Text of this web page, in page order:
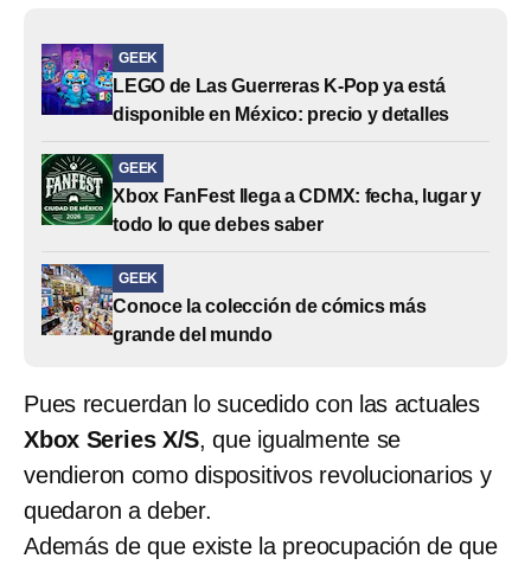
GEEK
LEGO de Las Guerreras K-Pop ya está
disponible en México: precio y detalles
GEEK
Xbox FanFest llega a CDMX: fecha, lugar y
todo lo que debes saber
GEEK
Conoce la colección de cómics más
grande del mundo
Pues recuerdan lo sucedido con las actuales
Xbox Series X/S, que igualmente se
vendieron como dispositivos revolucionarios y
quedaron a deber.
Además de que existe la preocupación de que